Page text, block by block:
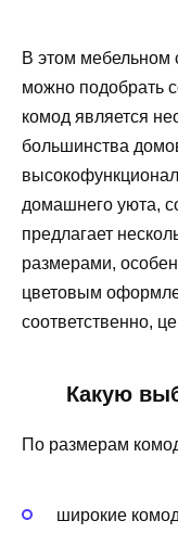
В этом мебельном
можно подобрать
комод является
большинства
домашнего уюта,
предлагает
размерами,
цветовым
соответственно,
Какую
По размерам
широкие